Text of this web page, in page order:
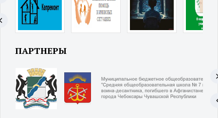
ПАРТНЕРЫ